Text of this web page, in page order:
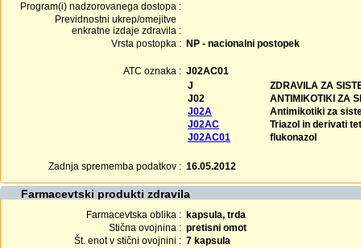
Program(i) nadzorovanega dostopa :
Previdnostni ukrep/omejitve
enkratne izdaje zdravila :
Vrsta postopka : NP - nacionalni postopek
ATC oznaka : J02AC01
J
ZDRAVILA ZA
J02
ANTIMIKOTIKI ZA
J02A
Antimikotiki za
J02AC
Triazol in derivati
J02AC01
flukonazol
Zadnja sprememba podatkov : 16.05.2012
Farmacevtski produkti zdravila
Farmacevtska oblika : kapsula, trda
Stična ovojnina : pretisni omot
Št. enot v stični ovojnini : 7 kapsula